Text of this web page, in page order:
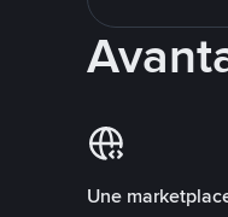
Une